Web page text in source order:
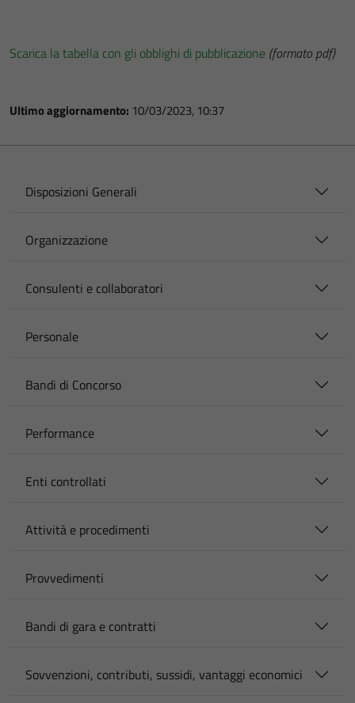
Scarica la tabella con gli obblighi di pubblicazione (formato pdf)
Ultimo aggiornamento: 10/03/2023, 10:37
Disposizioni Generali
Organizzazione
Consulenti e collaboratori
Personale
Bandi di Concorso
Performance
Enti controllati
Attività e procedimenti
Provvedimenti
Bandi di gara e contratti
Sovvenzioni, contributi, sussidi, vantaggi economici